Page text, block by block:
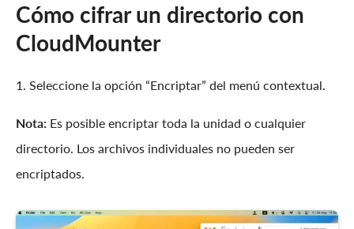
Cómo cifrar un directorio con
CloudMounter
1. Seleccione la opción “Encriptar” del menú contextual.
Nota: Es posible encriptar toda la unidad o cualquier
directorio. Los archivos individuales no pueden ser
encriptados.